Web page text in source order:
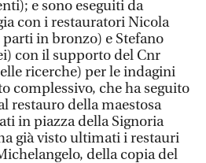
e sono eseguiti da
con i restauratori Nicola
in bronzo) e Stefano
con il supporto del Cnr
ricerche) per le indagini
complessivo, che ha seguito
restauro della maestosa
in piazza della Signoria
già visto ultimati i restauri
della copia del